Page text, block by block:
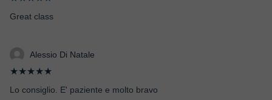
Great class
Alessio Di Natale
★★★★★
Lo consiglio. E' paziente e molto bravo